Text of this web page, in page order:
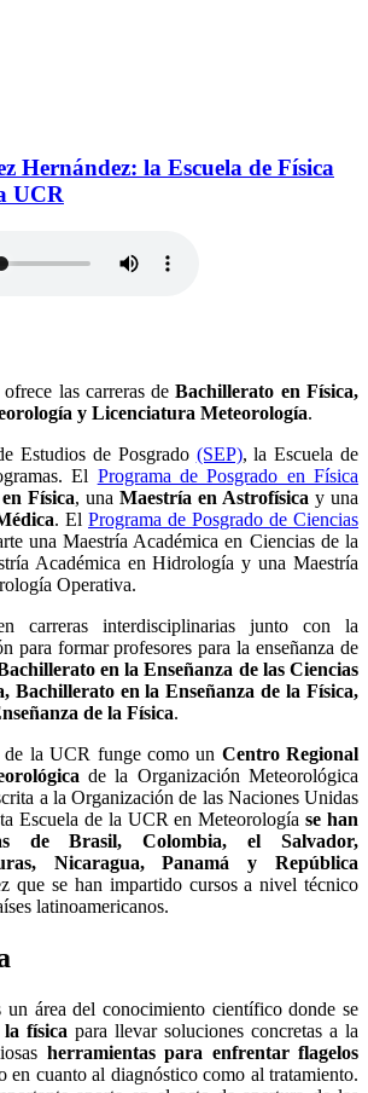
Hernández: la Escuela de Física
UCR
las carreras deBachillerato en Física,
y Licenciatura Meteorología.
Estudios de Posgrado (SEP), la Escuela de
El Programa de Posgrado en Física
Física, una Maestría en Astrofísica y una
. El Programa de Posgrado de Ciencias
una Maestría Académica en Ciencias de la
Académica en Hidrología y una Maestría
Operativa.
carreras interdisciplinarias junto con la
para formar profesores para la enseñanza de
en la Enseñanza de las Ciencias
Bachillerato en la Enseñanza de la Física,
de la Física.
de la UCR funge como un Centro Regional
de la Organización Meteorológica
a la Organización de las Naciones Unidas
Escuela de la UCR en Meteorologíase han
de Brasil, Colombia, el Salvador,
Nicaragua, Panamá y República
que se han impartido cursos a nivel técnico
latinoamericanos.
un área del conocimiento científico donde se
física para llevar soluciones concretas a la
herramientas para enfrentar flagelos
en cuanto al diagnóstico como al tratamiento.